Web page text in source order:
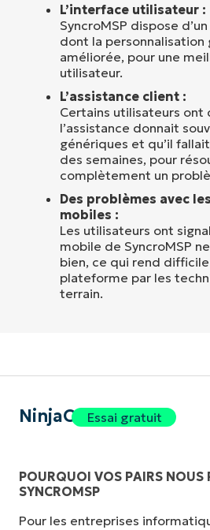
L’interface utilisateur :
SyncroMSP dispose
dont la personnalisation
améliorée, pour une
utilisateur.
L’assistance client :
Certains utilisateurs ont
l’assistance donnait
génériques et qu’il
des semaines, pour
complètement un
Des problèmes avec
mobiles :
Les utilisateurs ont
mobile de SyncroMSP
bien, ce qui rend
plateforme par les
terrain.
NinjaOneEssai gratuit
POURQUOI VOS PAIRS NOUS
SYNCROMSP
Pour les entreprises